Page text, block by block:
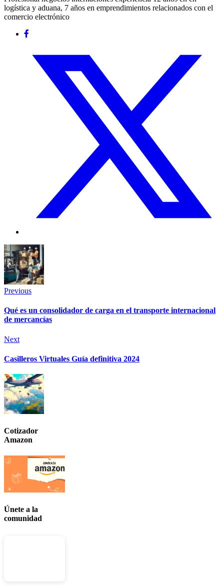
logística y aduana, 7 años en emprendimientos relacionados con el
comercio electrónico
Previous
Qué es un consolidador de carga en el transporte internacional
de mercancías
Next
Casilleros Virtuales Guía definitiva 2024
Cotizador
Amazon
Únete a la
comunidad